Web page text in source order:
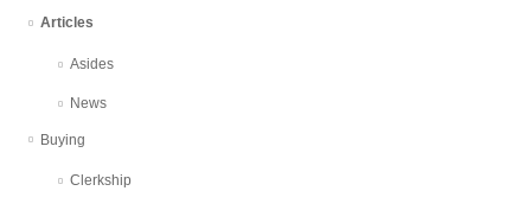
Articles
Asides
News
Buying
Clerkship